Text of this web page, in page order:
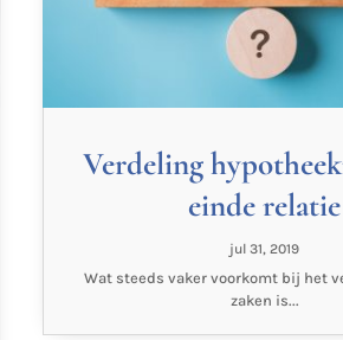
Verdeling
einde relatie
jul 31, 2019
Wat steeds vaker voorkomt bij het
zaken is...